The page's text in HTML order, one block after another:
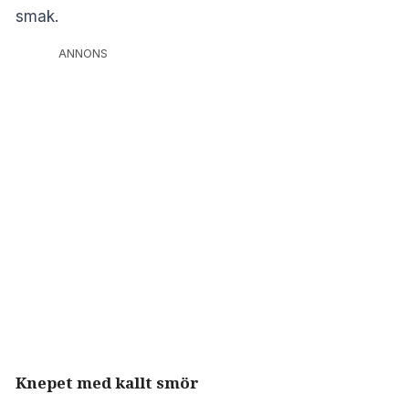
smak.
ANNONS
Knepet med kallt smör